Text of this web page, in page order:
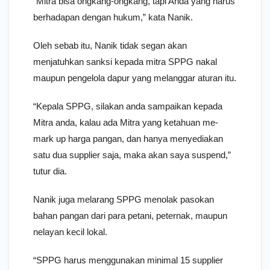
berhadapan dengan hukum,” kata Nanik.
Oleh sebab itu, Nanik tidak segan akan
menjatuhkan sanksi kepada mitra SPPG nakal
maupun pengelola dapur yang melanggar aturan itu.
“Kepala SPPG, silakan anda sampaikan kepada
Mitra anda, kalau ada Mitra yang ketahuan me-
mark up harga pangan, dan hanya menyediakan
satu dua supplier saja, maka akan saya suspend,”
tutur dia.
Nanik juga melarang SPPG menolak pasokan
bahan pangan dari para petani, peternak, maupun
nelayan kecil lokal.
“SPPG harus menggunakan minimal 15 supplier